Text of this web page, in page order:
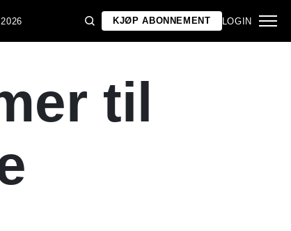
KJØP ABONNEMENT LOGIN
til